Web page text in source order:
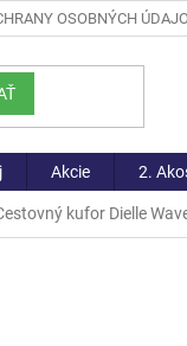
OSOBNÝCH
Akcie 2.
kufor Dielle